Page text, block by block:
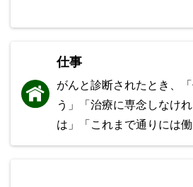
仕事
がんと診断されたとき、
う」「治療に専念しなけ
は」「これまで通りには